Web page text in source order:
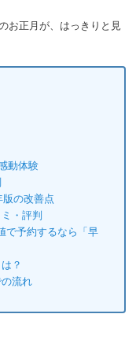
お正月が、はっきりと見
動体験
の改善点
・評判
で予約するなら「早
？
流れ